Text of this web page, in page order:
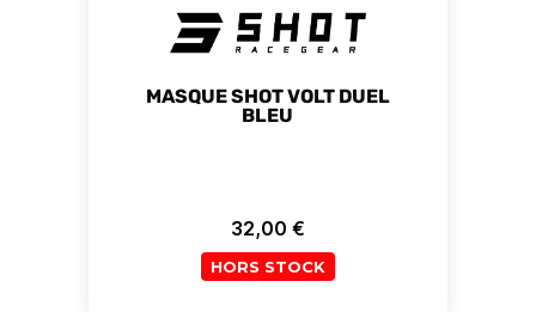
MASQUE SHOT VOLT DUEL
BLEU
Prix
32,00 €
HORS STOCK